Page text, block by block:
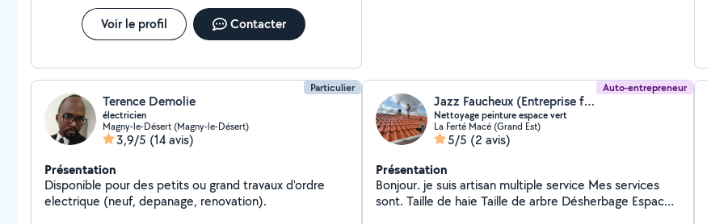
Voir le profil Contacter
Particulier
Terence Demolie
électricien
Magny-le-Désert (Magny-le-Désert)
3,9/5 (14 avis)
Présentation
Disponible pour des petits ou grand travaux d'ordre
electrique (neuf, depanage, renovation).
Auto-entrepreneur
Jazz Faucheux (Entreprise faucheux)
Nettoyage peinture espace vert
La Ferté Macé (Grand Est)
5/5 (2 avis)
Présentation
Bonjour. je suis artisan multiple service Mes services
sont. Taille de haie Taille de arbre Désherbage Espace